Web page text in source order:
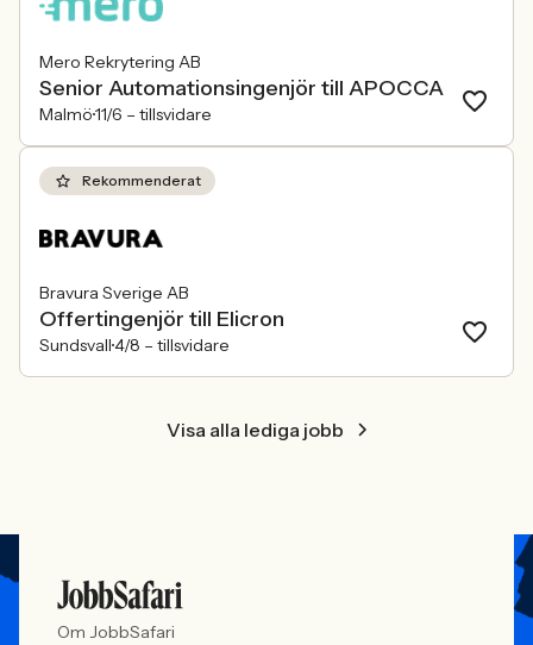
Mero Rekrytering AB
Senior Automationsingenjör till APOCCA
Malmö11/6 – tillsvidare
Rekommenderat
Bravura Sverige AB
Offertingenjör till Elicron
Sundsvall4/8 – tillsvidare
Visa alla lediga jobb
Om JobbSafari